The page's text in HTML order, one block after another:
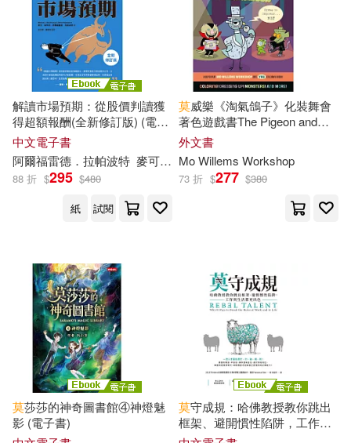
惜之(1)
愛莫&啞忑(1)
慈濟基金會文史處(1)
拉娜‧福洛荷(1)
提姆・威格莫(1)
明 廣莫參訂(1)
明 廣莫直解(1)
明 廣莫輯錄(1) 晏性平(1)
李元洛(1) 李安娜(1)
江蘇少年兒童出版社(1)
江蘇鳳凰文藝出版社(1)
江西教育出版社(1)
江西美術出版社(1)
河海大學出版社(1) 活泉(1)
浙江少年兒童出版社(1)
海峽書局(1)
海穹文化有限公司(1)
解讀市場預期：從股價判讀獲
得超額報酬(全新修訂版) (電子
書)
中文電子書
阿爾福雷德．拉帕波特 麥可． 莫布新 徐文傑 鍾顏聿
88 折 $295 $480
紙
試閱
莫威樂《淘氣鴿子》化裝舞會
著色遊戲書The Pigeon and
Pals Costume Party Coloring
Book
外文書
Mo Willems Workshop
73 折 $277 $380
莫莎莎的神奇圖書館④神燈魅
影 (電子書)
莫守成規：哈佛教授教你跳出
框架、避開慣性陷阱，工作與
生活都更出色 (電子書)